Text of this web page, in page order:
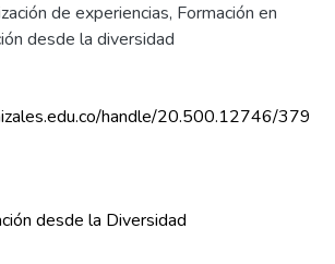
de experiencias, Formación en
desde la diversidad
handle/20.500.12746/379
desde la Diversidad